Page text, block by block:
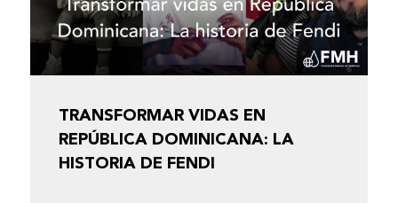
TRANSFORMAR VIDAS EN
REPÚBLICA DOMINICANA: LA
HISTORIA DE FENDI